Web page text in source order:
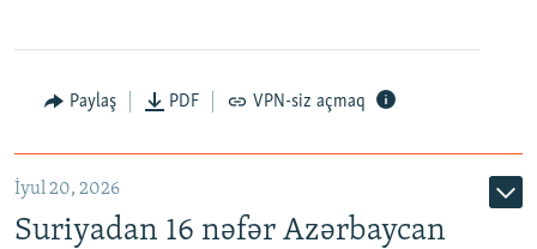
Auto
Paylaş PDF VPN-siz açmaq
İyul 20, 2026
Suriyadan 16 nəfər Azərbaycan